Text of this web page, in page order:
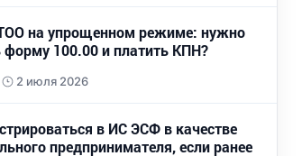
на упрощенном режиме: нужно
форму 100.00 и платить КПН?
2 июля 2026
в ИС ЭСФ в качестве
предпринимателя, если ранее